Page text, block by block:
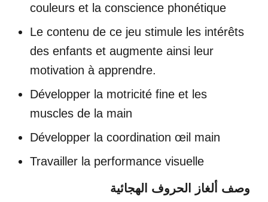
couleurs et la conscience phonétique
Le contenu de ce jeu stimule les intérêts
des enfants et augmente ainsi leur
motivation à apprendre.
Développer la motricité fine et les
muscles de la main
Développer la coordination œil main
Travailler la performance visuelle
وصف ألغاز الحروف الهجائية